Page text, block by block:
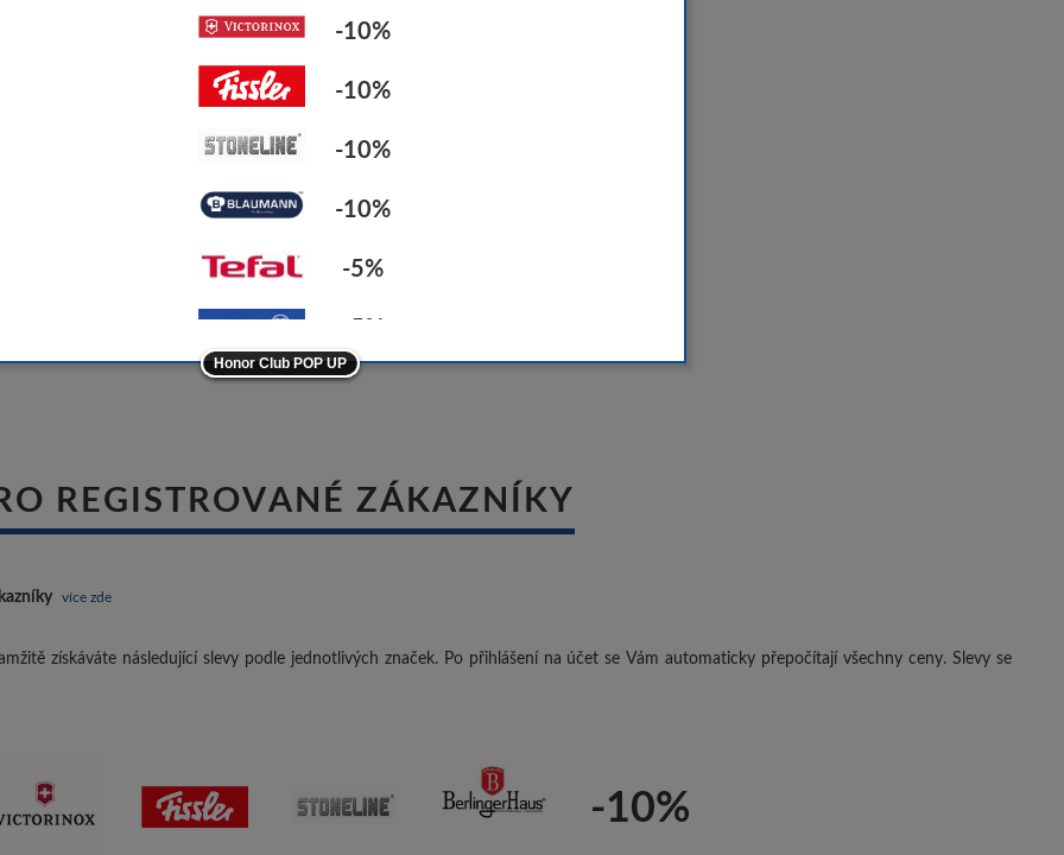
REGISTROVANÉ ZÁKAZNÍKY
více zde
získáváte následující slevy podle jednotlivých značek. Po přihlášení na účet se Vám automaticky přepočítají všechny ceny. Slevy se
-10%
-10%
-10%
-10%
-10%
-5%
-5%
ostatní značky -10%
Honor Club POP UP